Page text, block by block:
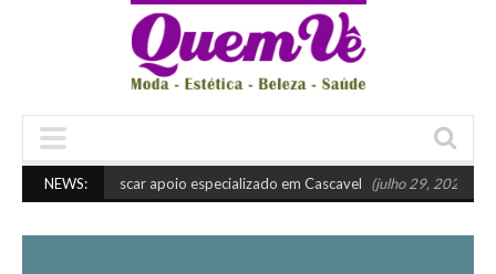
NEWS:
buscar apoio especializado em Cascavel (julho 29, 2026 10:45 am)